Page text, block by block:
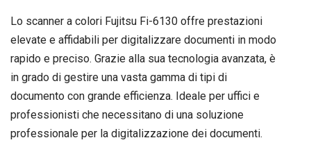
Lo scanner a colori Fujitsu Fi-6130 offre prestazioni
elevate e affidabili per digitalizzare documenti in modo
rapido e preciso. Grazie alla sua tecnologia avanzata, è
in grado di gestire una vasta gamma di tipi di
documento con grande efficienza. Ideale per uffici e
professionisti che necessitano di una soluzione
professionale per la digitalizzazione dei documenti.